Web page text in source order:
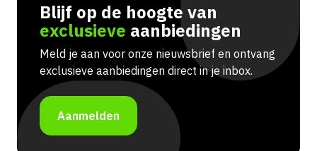
Blijf op de hoogte van
exclusieve aanbiedingen
Meld je aan voor onze nieuwsbrief en ontvang
exclusieve aanbiedingen direct in je inbox.
Aanmelden